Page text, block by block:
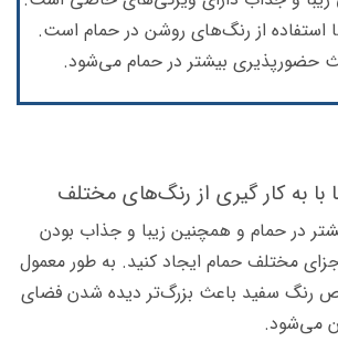
استفاده از رنگ‌های روشن در حمام است.
حضورپذیری بیشتر در حمام می‌شود.
با به کار گیری از رنگ‌های مختلف
در حمام و همچنین زیبا و جذاب بودن
مختلف حمام ایجاد کنید. به طور معمول
رنگ سفید باعث بزرگ‌تر دیده شدن فضای
می‌شود.